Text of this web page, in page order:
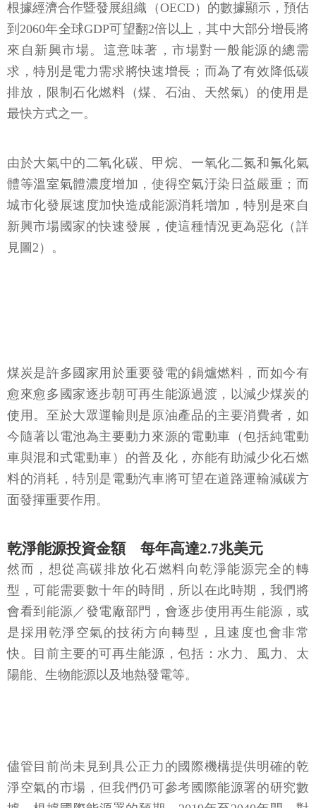
根據經濟合作暨發展組織（OECD）的數據顯示，預估
到2060年全球GDP可望翻2倍以上，其中大部分增長將
來自新興市場。這意味著，市場對一般能源的總需
求，特別是電力需求將快速增長；而為了有效降低碳
排放，限制石化燃料（煤、石油、天然氣）的使用是
最快方式之一。
由於大氣中的二氧化碳、甲烷、一氧化二氮和氟化氣
體等溫室氣體濃度增加，使得空氣汙染日益嚴重；而
城市化發展速度加快造成能源消耗增加，特別是來自
新興市場國家的快速發展，使這種情況更為惡化（詳
見圖2）。
煤炭是許多國家用於重要發電的鍋爐燃料，而如今有
愈來愈多國家逐步朝可再生能源過渡，以減少煤炭的
使用。至於大眾運輸則是原油產品的主要消費者，如
今隨著以電池為主要動力來源的電動車（包括純電動
車與混和式電動車）的普及化，亦能有助減少化石燃
料的消耗，特別是電動汽車將可望在道路運輸減碳方
面發揮重要作用。
乾淨能源投資金額 每年高達2.7兆美元
然而，想從高碳排放化石燃料向乾淨能源完全的轉
型，可能需要數十年的時間，所以在此時期，我們將
會看到能源／發電廠部門，會逐步使用再生能源，或
是採用乾淨空氣的技術方向轉型，且速度也會非常
快。目前主要的可再生能源，包括：水力、風力、太
陽能、生物能源以及地熱發電等。
儘管目前尚未見到具公正力的國際機構提供明確的乾
淨空氣的市場，但我們仍可參考國際能源署的研究數